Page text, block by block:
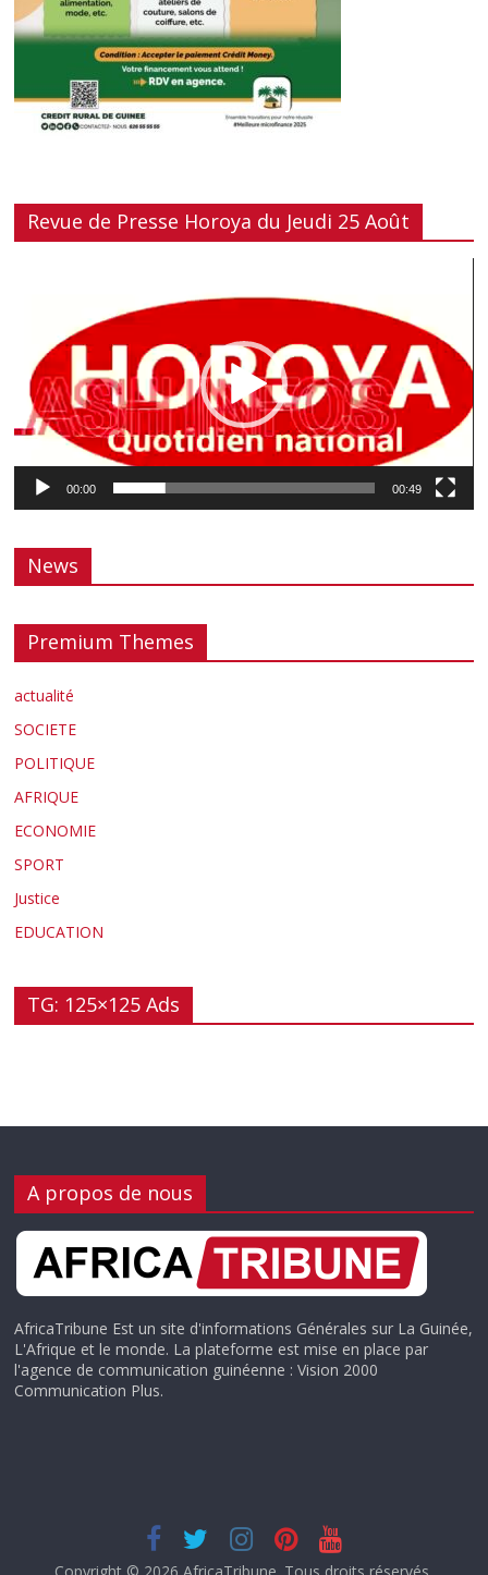
Revue de Presse Horoya du Jeudi 25 Août
00:00 00:49
News
Premium Themes
actualité
SOCIETE
POLITIQUE
AFRIQUE
ECONOMIE
SPORT
Justice
EDUCATION
TG: 125×125 Ads
A propos de nous
AfricaTribune Est un site d'informations Générales sur La Guinée,
L'Afrique et le monde. La plateforme est mise en place par
l'agence de communication guinéenne : Vision 2000
Communication Plus.